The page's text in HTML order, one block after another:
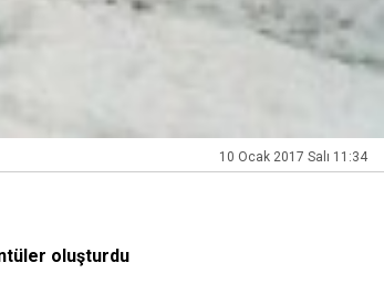
10 Ocak 2017 Salı 11:34
oluşturdu